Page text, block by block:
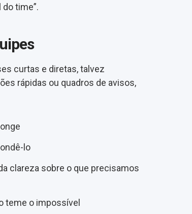
time”.
curtas e diretas, talvez
rápidas ou quadros de avisos,
lo
clareza sobre o que precisamos
teme o impossível